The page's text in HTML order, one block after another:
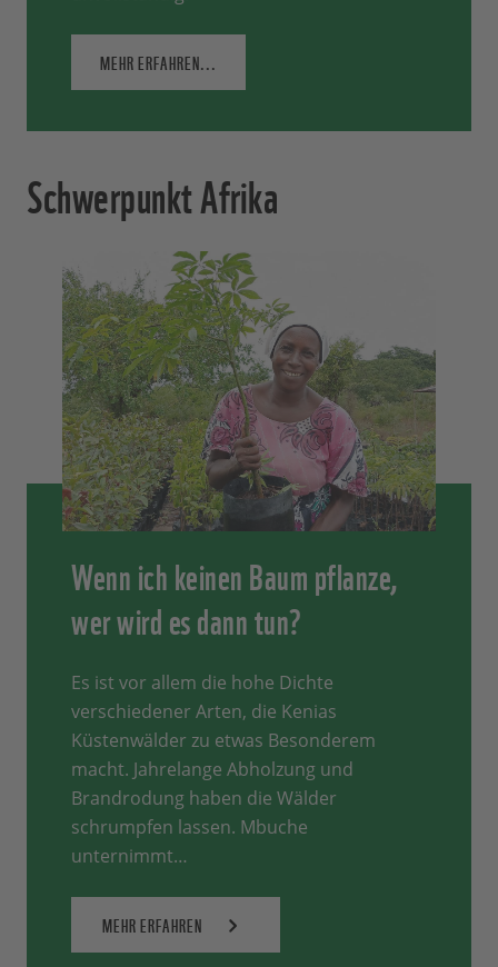
MEHR ERFAHREN...
Schwerpunkt Afrika
Wenn ich keinen Baum pflanze,
wer wird es dann tun?
Es ist vor allem die hohe Dichte
verschiedener Arten, die Kenias
Küstenwälder zu etwas Besonderem
macht. Jahrelange Abholzung und
Brandrodung haben die Wälder
schrumpfen lassen. Mbuche
unternimmt…
MEHR ERFAHREN